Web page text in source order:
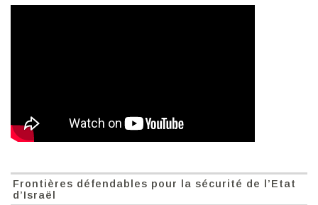
Frontières défendables pour la sécurité de l’Etat
d’Israël